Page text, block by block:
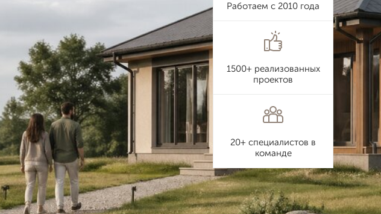
Работаем с 2010 года
1500+ реализованных
проектов
20+ специалистов в
команде